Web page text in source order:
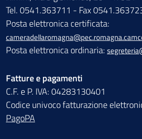
Tel. 0541.363711 - Fax
Posta elettronica certificata:
Posta elettronica ordinaria:
Fatture e pagamenti
C.F. e P. IVA: 04283130401
Codice univoco fatturazione
PagoPA